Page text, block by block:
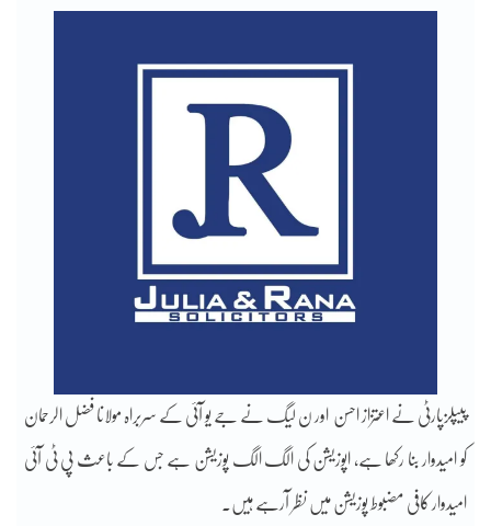
پیپلزپارٹی نے اعتزاز احسن اور ن لیگ نے جے یو آئی کے سربراہ مولانا فضل الرحمان
کو امیدوار بنا رکھا ہے، اپوزیشن کی الگ الگ پوزیشن ہے جس کے باعث پی ٹی آئی
امیدوار کافی مضبوط پوزیشن میں نظر آرہے ہیں۔